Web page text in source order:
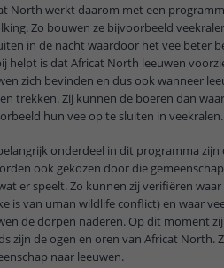
North werkt daarom met een
Zo bouwen ze bijvoorbeeld
in de nacht waardoor het vee beter
helpt is dat Africat North leeuwen
zich bevinden en dus ook wanneer
trekken. Zij kunnen de boeren dan
hun vee op te sluiten in veekralen.
onderdeel in dit programma
ook gekozen door die
er speelt. Zo kunnen zij verifiëren
is van uman wildlife conflict) en waar
de dorpen naderen. Op dit moment
zijn de ogen en oren van Africat North.
naar leeuwen.